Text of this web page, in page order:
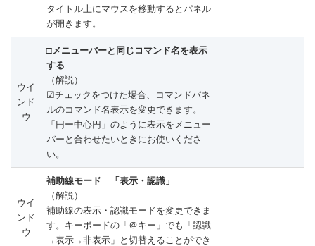
タイトル上にマウスを移動するとパネル
が開きます。
ウイ
ンド
ウ
□メニューバーと同じコマンド名を表示
する
（解説）
☑チェックをつけた場合、コマンドパネ
ルのコマンド名表示を変更できます。
「円ー中心円」のように表示をメニュー
バーと合わせたいときにお使いくださ
い。
ウイ
ンド
ウ
補助線モード 「表示・認識」
（解説）
補助線の表示・認識モードを変更できま
す。キーボードの「＠キー」でも「認識
→表示→非表示」と切替えることができ